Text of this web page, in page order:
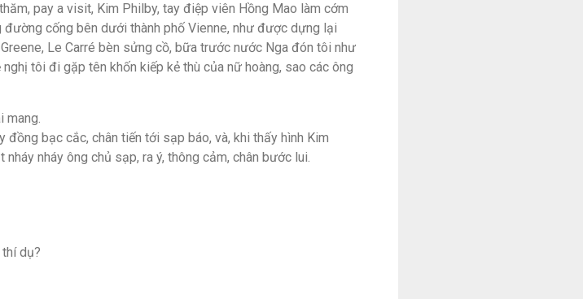
pay a visit, Kim Philby, tay điệp viên Hồng Mao làm cớm
cống bên dưới thành phố Vienne, như được dựng lại
Le Carré bèn sửng cồ, bữa trước nước Nga đón tôi như
tôi đi gặp tên khốn kiếp kẻ thù của nữ hoàng, sao các ông
mang.
bạc cắc, chân tiến tới sạp báo, và, khi thấy hình Kim
nháy ông chủ sạp, ra ý, thông cảm, chân bước lui.
dụ?